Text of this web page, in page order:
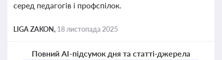
серед педагогів і профспілок.
LIGA ZAKON, 18 листопада 2025
Повний AI-підсумок дня та статті-джерела